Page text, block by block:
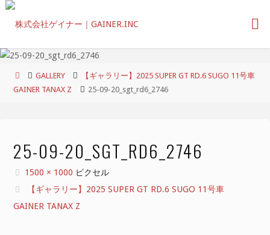
コ
ン
ホ
ー
GALLERY
【ギャラリー】2025 SUPER GT RD.6 SUGO 11号車
GAINER TANAX Z
25-09-20_sgt_rd6_2746
25-09-20_SGT_RD6_2746
フ
ル
サ
1500 × 1000 ピクセル
【ギャラリー】2025 SUPER GT RD.6 SUGO 11号車
GAINER TANAX Z